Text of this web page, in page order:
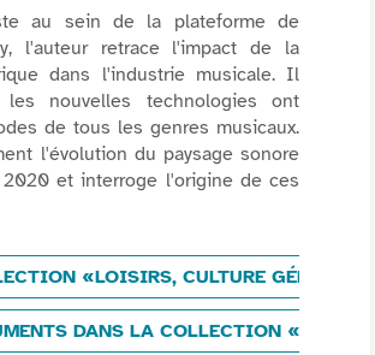
au sein de la plateforme de
l'auteur retrace l'impact de la
dans l'industrie musicale. Il
les nouvelles technologies ont
de tous les genres musicaux.
l'évolution du paysage sonore
et interroge l'origine de ces
«LOISIRS, CULTURE
DANS LA COLLECTION